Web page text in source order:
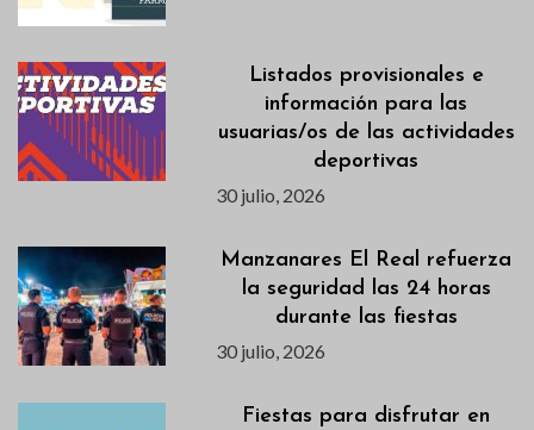
Listados provisionales e
información para las
usuarias/os de las actividades
deportivas
30 julio, 2026
Manzanares El Real refuerza
la seguridad las 24 horas
durante las fiestas
30 julio, 2026
Fiestas para disfrutar en